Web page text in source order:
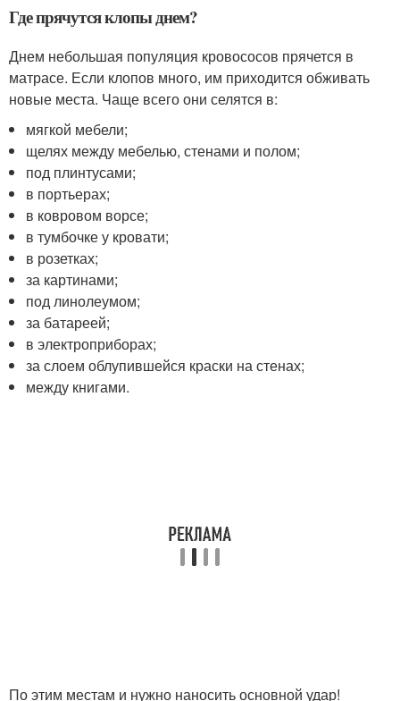
Где прячутся клопы днем?
Днем небольшая популяция кровососов прячется в
матрасе. Если клопов много, им приходится обживать
новые места. Чаще всего они селятся в:
мягкой мебели;
щелях между мебелью, стенами и полом;
под плинтусами;
в портьерах;
в ковровом ворсе;
в тумбочке у кровати;
в розетках;
за картинами;
под линолеумом;
за батареей;
в электроприборах;
за слоем облупившейся краски на стенах;
между книгами.
По этим местам и нужно наносить основной удар!